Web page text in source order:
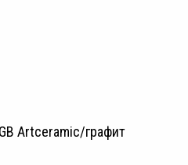
Artceramic/графит